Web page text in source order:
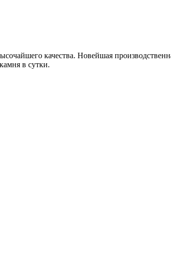
качества. Новейшая
в сутки.